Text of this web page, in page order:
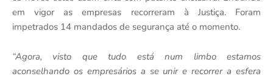
em vigor as empresas recorreram à Justiça. Foram
impetrados 14 mandados de segurança até o momento.
“Agora, visto que tudo está num limbo estamos
aconselhando os empresários a se unir e recorrer a esfera